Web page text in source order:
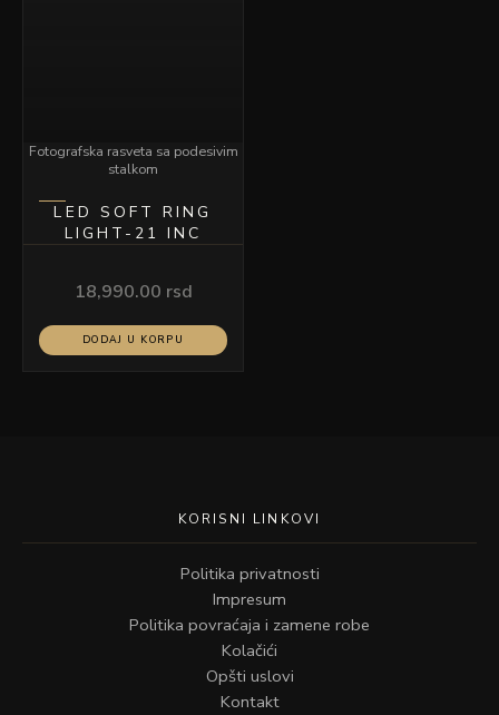
Fotografska rasveta sa podesivim
stalkom
LED SOFT RING
LIGHT-21 INC
18,990.00 rsd
DODAJ U KORPU
KORISNI LINKOVI
Politika privatnosti
Impresum
Politika povraćaja i zamene robe
Kolačići
Opšti uslovi
Kontakt